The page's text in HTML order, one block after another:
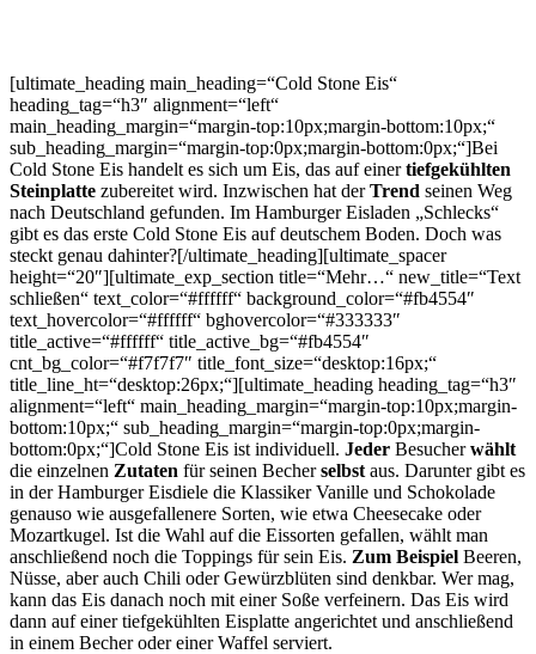
[ultimate_heading main_heading=“Cold Stone Eis“
heading_tag=“h3″ alignment=“left“
main_heading_margin=“margin-top:10px;margin-bottom:10px;“
sub_heading_margin=“margin-top:0px;margin-bottom:0px;“]Bei
Cold Stone Eis handelt es sich um Eis, das auf einertiefgekühlten
Steinplatte zubereitet wird. Inzwischen hat derTrend seinen Weg
nach Deutschland gefunden. Im Hamburger Eisladen „Schlecks“
gibt es das erste Cold Stone Eis auf deutschem Boden. Doch was
steckt genau dahinter?[/ultimate_heading][ultimate_spacer
height=“20″][ultimate_exp_section title=“Mehr…“ new_title=“Text
schließen“ text_color=“#ffffff“ background_color=“#fb4554″
text_hovercolor=“#ffffff“ bghovercolor=“#333333″
title_active=“#ffffff“ title_active_bg=“#fb4554″
cnt_bg_color=“#f7f7f7″ title_font_size=“desktop:16px;“
title_line_ht=“desktop:26px;“][ultimate_heading heading_tag=“h3″
alignment=“left“ main_heading_margin=“margin-top:10px;margin-
bottom:10px;“ sub_heading_margin=“margin-top:0px;margin-
bottom:0px;“]Cold Stone Eis ist individuell. Jeder Besucherwählt
die einzelnen Zutaten für seinen Becherselbst aus. Darunter gibt es
in der Hamburger Eisdiele die Klassiker Vanille und Schokolade
genauso wie ausgefallenere Sorten, wie etwa Cheesecake oder
Mozartkugel. Ist die Wahl auf die Eissorten gefallen, wählt man
anschließend noch die Toppings für sein Eis. Zum Beispiel Beeren,
Nüsse, aber auch Chili oder Gewürzblüten sind denkbar. Wer mag,
kann das Eis danach noch mit einer Soße verfeinern. Das Eis wird
dann auf einer tiefgekühlten Eisplatte angerichtet und anschließend
in einem Becher oder einer Waffel serviert.